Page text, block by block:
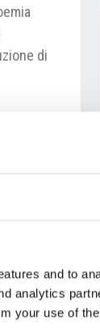
and to
analytics
your use of
di